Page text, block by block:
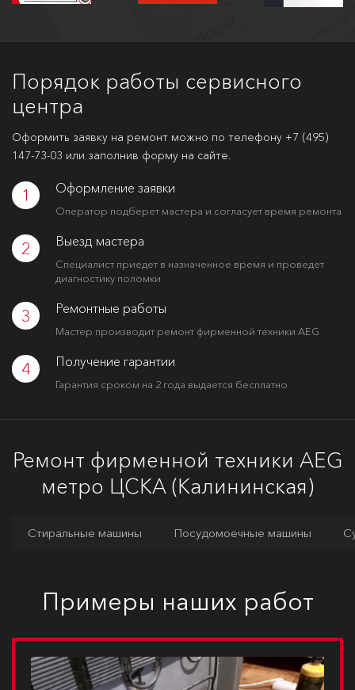
Порядок работы сервисного
центра
Оформить заявку на ремонт можно по телефону +7 (495)
147-73-03 или заполнив форму на сайте.
1 Оформление заявки
Оператор подберет мастера и согласует время ремонта
2 Выезд мастера
Специалист приедет в назначенное время и проведет
диагностику поломки
3 Ремонтные работы
Мастер производит ремонт фирменной техники AEG
4 Получение гарантии
Гарантия сроком на 2 года выдается бесплатно
Ремонт фирменной техники AEG
метро ЦСКА (Калининская)
Стиральные машины Посудомоечные машины
Примеры наших работ